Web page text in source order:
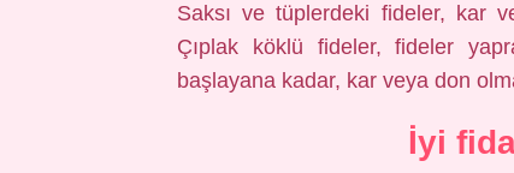
Saksı ve tüplerdeki fideler, kar
Çıplak köklü fideler, fideler
başlayana kadar, kar veya don
İyi